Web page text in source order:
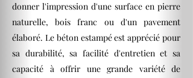
donner l'impression d'une surface en pierre
naturelle, bois franc ou d'un pavement
élaboré. Le béton estampé est apprécié pour
sa durabilité, sa facilité d'entretien et sa
capacité à offrir une grande variété de